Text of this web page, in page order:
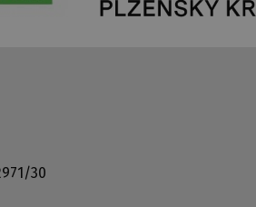
30